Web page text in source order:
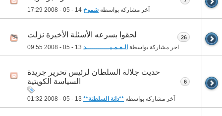
آخر مشاركة بواسطة شموخ 17:29
لحقوا بسرعه الأسئلة الأخيرة نزلت
آخر مشاركة بواسطة الـعـمـيــــــــــــد 09:55
26
حديث جلالة السلطان لرئيس تحرير جريدة
السياسة الكويتية
آخر مشاركة بواسطة **دانة السلطنة** 01:32
6